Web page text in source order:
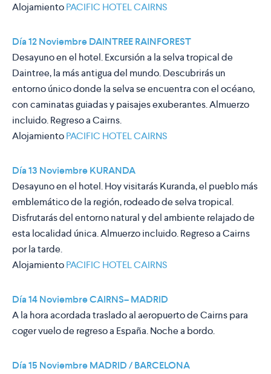
AlojamientoPACIFIC HOTEL CAIRNS
Día 12 Noviembre DAINTREE RAINFOREST
Desayuno en el hotel. Excursión a la selva tropical de
Daintree, la más antigua del mundo. Descubrirás un
entorno único donde la selva se encuentra con el océano,
con caminatas guiadas y paisajes exuberantes. Almuerzo
incluido. Regreso a Cairns.
AlojamientoPACIFIC HOTEL CAIRNS
Día 13 Noviembre KURANDA
Desayuno en el hotel. Hoy visitarás Kuranda, el pueblo más
emblemático de la región, rodeado de selva tropical.
Disfrutarás del entorno natural y del ambiente relajado de
esta localidad única. Almuerzo incluido. Regreso a Cairns
por la tarde.
AlojamientoPACIFIC HOTEL CAIRNS
Día 14 Noviembre CAIRNS– MADRID
A la hora acordada traslado al aeropuerto de Cairns para
coger vuelo de regreso a España. Noche a bordo.
Día 15 Noviembre MADRID / BARCELONA